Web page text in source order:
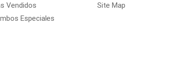
Vendidos
Especiales
Site Map